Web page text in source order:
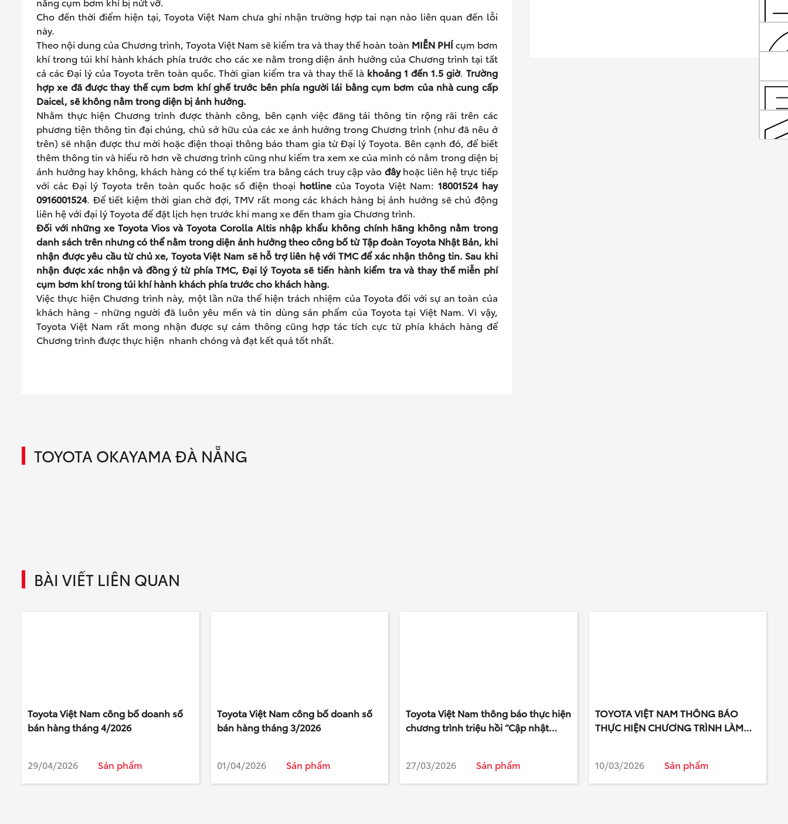
Cho đến thời điểm hiện tại, Toyota Việt Nam chưa ghi nhận trường hợp tai nạn nào liên quan đến lỗi
này.
Theo nội dung của Chương trình, Toyota Việt Nam sẽ kiểm tra và thay thế hoàn toàn MIỄN PHÍcụm bơm
khí trong túi khí hành khách phía trước cho các xe nằm trong diện ảnh hưởng của Chương trình tại tất
cả các Đại lý của Toyota trên toàn quốc. Thời gian kiểm tra và thay thế là khoảng 1 đến 1.5 giờ. Trường
hợp xe đã được thay thế cụm bơm khíghế trước bên phía người lái bằng cụm bơm của nhàcung cấp
Daicel, sẽ không nằm trong diện bị ảnh hưởng.
Nhằm thực hiện Chương trình được thành công, bên cạnh việc đăng tải thông tin rộng rãi trên các
phương tiện thông tin đại chúng, chủ sở hữu của các xe ảnh hưởng trong Chương trình (như đã nêu ở
trên) sẽ nhận được thư mời hoặc điện thoại thông báo tham gia từ Đại lý Toyota. Bên cạnh đó, để biết
thêm thông tin và hiểu rõ hơn về chương trình cũng như kiểm tra xem xe của mình có nằm trong diện bị
ảnh hưởng hay không, khách hàng có thể tự kiểm tra bằng cách truy cập vào đâyhoặc liên hệ trực tiếp
với các Đại lý Toyota trên toàn quốc hoặc số điện thoại hotlinecủa Toyota Việt Nam: 18001524 hay
0916001524. Để tiết kiệm thời gian chờ đợi, TMV rất mong các khách hàng bị ảnh hưởng sẽ chủ động
liên hệ với đại lý Toyota để đặt lịch hẹn trước khi mang xe đến tham gia Chương trình.
Đối với những xe Toyota Viosvà Toyota Corolla Altis nhập khẩu không chính hãng không nằm trong
danh sách trên nhưng có thể nằm trong diện ảnh hưởngtheo công bố từ Tập đoàn Toyota Nhật Bản, khi
nhận được yêu cầu từchủ xe, Toyota Việt Nam sẽ hỗ trợ liên hệ với TMC để xác nhận thông tin. Sau khi
nhận được xác nhận và đồng ý từ phía TMC, Đại lý Toyota sẽ tiến hành kiểm tra và thay thế miễn phí
cụm bơm khí trong túi khí hành khách phía trước cho khách hàng.
Việc thực hiện Chương trình này, một lần nữa thể hiện trách nhiệm của Toyota đối với sự an toàn của
khách hàng - những người đã luôn yêu mến và tin dùng sản phẩm của Toyota tại Việt Nam. Vì vậy,
Toyota Việt Nam rất mong nhận được sự cảm thông cũng hợp tác tích cực từ phía khách hàng để
Chương trình được thực hiện nhanh chóng và đạt kết quả tốt nhất.
TOYOTA OKAYAMA ĐÀ NẴNG
BÀI VIẾT LIÊN QUAN
Toyota Việt Nam công bố doanh số
bán hàng tháng 4/2026
29/04/2026 Sản phẩm
Toyota Việt Nam công bố doanh số
bán hàng tháng 3/2026
01/04/2026 Sản phẩm
Toyota Việt Nam thông báo thực hiện
chương trình triệu hồi “Cập nhật
300”
27/03/2026 Sản phẩm
TOYOTA VIỆT NAM THÔNG BÁO
THỰC HIỆN CHƯƠNG TRÌNH LÀM
TRƯỚC VÀ HAI BÊN TRÁI PHẢI TRÊN
XE CAMRY
10/03/2026 Sản phẩm